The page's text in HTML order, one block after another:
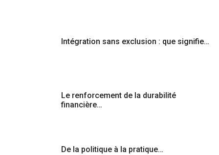
Intégration sans exclusion : que signifie…
Le renforcement de la durabilité
financière…
De la politique à la pratique…